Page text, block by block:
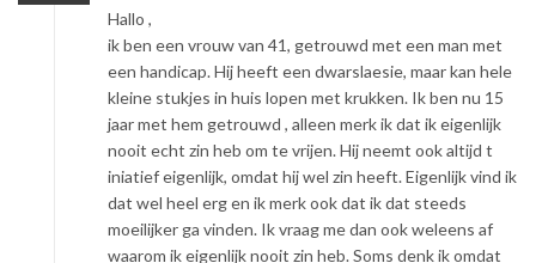
Hallo ,
ik ben een vrouw van 41, getrouwd met een man met
een handicap. Hij heeft een dwarslaesie, maar kan hele
kleine stukjes in huis lopen met krukken. Ik ben nu 15
jaar met hem getrouwd , alleen merk ik dat ik eigenlijk
nooit echt zin heb om te vrijen. Hij neemt ook altijd t
iniatief eigenlijk, omdat hij wel zin heeft. Eigenlijk vind ik
dat wel heel erg en ik merk ook dat ik dat steeds
moeilijker ga vinden. Ik vraag me dan ook weleens af
waarom ik eigenlijk nooit zin heb. Soms denk ik omdat